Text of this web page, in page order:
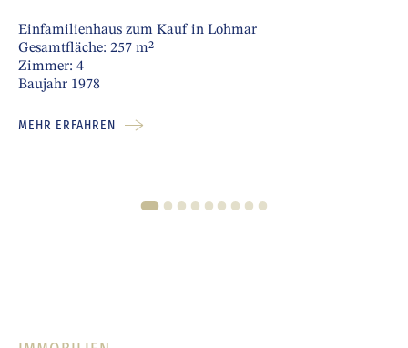
Einfamilienhaus zum Kauf in Lohmar
Gesamtfläche: 257 m²
Zimmer: 4
Baujahr 1978
MEHR ERFAHREN
1 2 3 4 5 6 7 8 9